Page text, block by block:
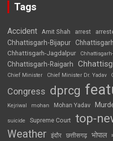
Tags
Accident Amit Shah arrest
Chhattisgarh-Bijapur
Chhattisgarh-Jagdalpur
Chhattisgarh-Raigarh
Chief Minister
Chief Minister Dr. Yadav
Congress dprcg
Kejriwal mohan Mohan Yadav
suicide Supreme Court top-
Weather इंदौर छत्तीसगढ़ भोपाल